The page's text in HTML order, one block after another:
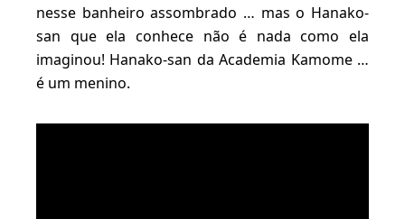
nesse banheiro assombrado … mas o Hanako-
san que ela conhece não é nada como ela
imaginou! Hanako-san da Academia Kamome …
é um menino.